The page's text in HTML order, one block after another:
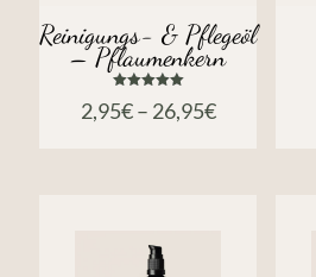
Reinigungs- & Pflegeöl
– Pflaumenkern
mit
2,95€– 26,95€